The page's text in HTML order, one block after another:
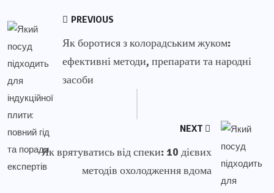
PREVIOUS
Як боротися з колорадським жуком:
ефективні методи, препарати та народні
засоби
NEXT
Як врятуватись від спеки: 10 дієвих
методів охолодження вдома